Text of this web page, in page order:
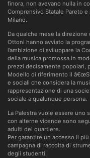
finora, non avevano nulla in
Comprensivo Statale Pareto e
Milano.
Da qualche mese la
Ottoni hanno avviato la
l’ambizione di sviluppare la
della musica promossa in
prezzi decisamente popolari,
Modello di riferimento il
e sociali che considera la
rappresentazione di una
sociale a qualunque persona.
La Palestra vuole essere uno
con alterne vicende sono
adulti del quartiere.
Per garantire un accesso il
campagna di raccolta di
degli studenti.